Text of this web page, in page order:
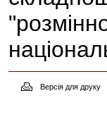
Версія для друку